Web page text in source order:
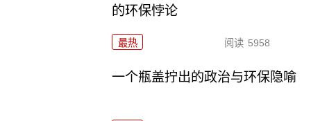
的环保悖论
最热 阅读 5958
一个瓶盖拧出的政治与环保隐喻